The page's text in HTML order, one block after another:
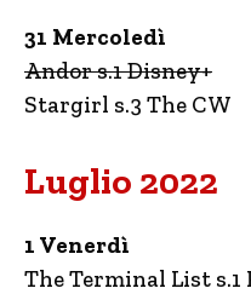
31 Mercoledì
Andor s.1 Disney+
Stargirl s.3 The CW
Luglio 2022
1 Venerdì
The Terminal List s.1